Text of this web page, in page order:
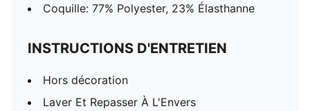
Coquille: 77% Polyester, 23% Élasthanne
INSTRUCTIONS D'ENTRETIEN
Hors décoration
Laver Et Repasser À L'Envers